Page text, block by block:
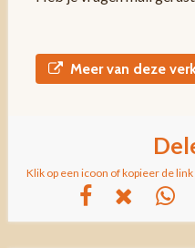
Meer van deze
Klik op een icoon of kopieer de